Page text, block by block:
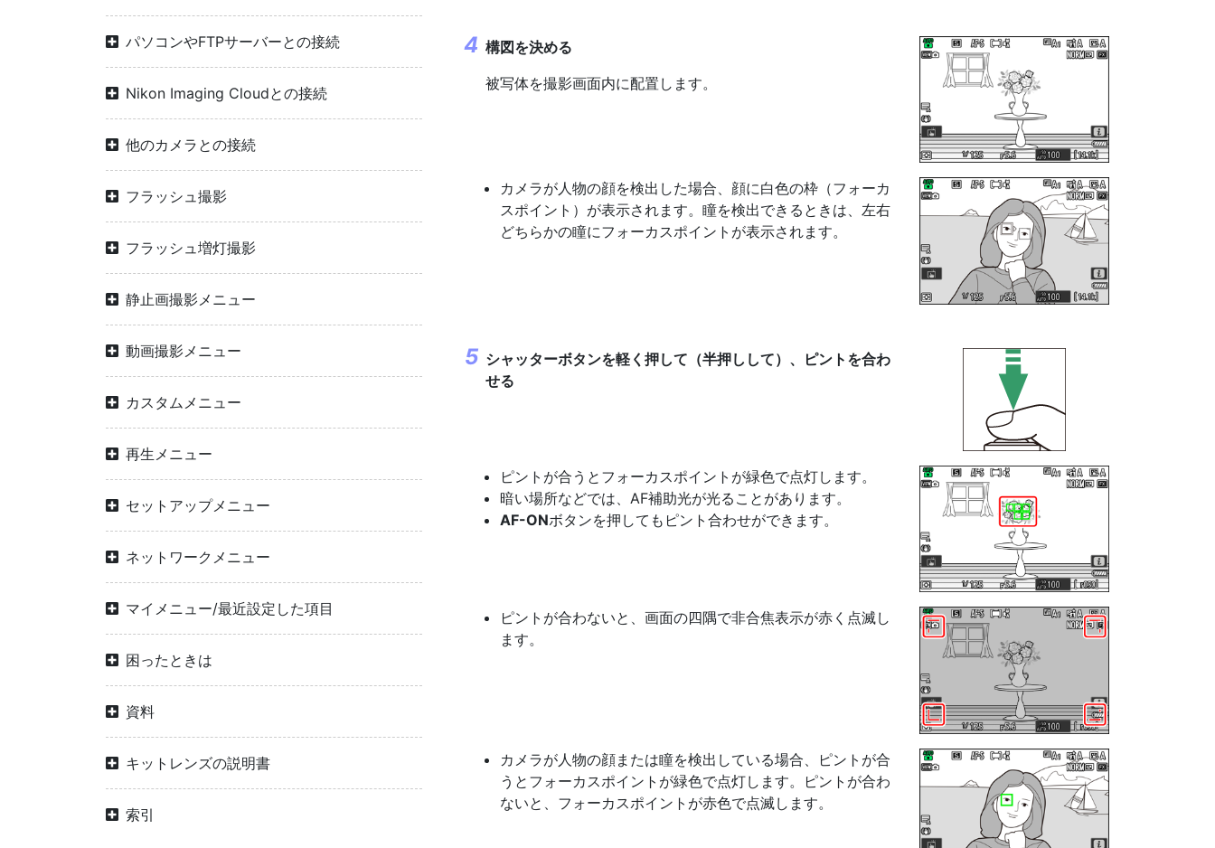
パソコンやFTPサーバーとの接続
Nikon Imaging Cloudとの接続
他のカメラとの接続
フラッシュ撮影
フラッシュ増灯撮影
静止画撮影メニュー
動画撮影メニュー
カスタムメニュー
再生メニュー
セットアップメニュー
ネットワークメニュー
マイメニュー/最近設定した項目
困ったときは
資料
キットレンズの説明書
索引
構図を決める
被写体を撮影画面内に配置します。
カメラが人物の顔を検出した場合、顔に白色の枠（フォーカ
スポイント）が表示されます。瞳を検出できるときは、左右
どちらかの瞳にフォーカスポイントが表示されます。
シャッターボタンを軽く押して（半押し して）、ピントを合わ
せる
ピントが合うとフォーカスポイントが緑色で点灯します。
暗い場所などでは、AF補助光が光ることがあります。
AF-ONボタンを押してもピント合わせができます。
ピントが合わないと、画面の四隅で非合焦表示が赤く点滅し
ます。
カメラが人物の顔または瞳を検出している場合、ピントが合
うとフォーカスポイントが緑色で点灯します。ピントが合わ
ないと、フォーカスポイントが赤色で点滅します。